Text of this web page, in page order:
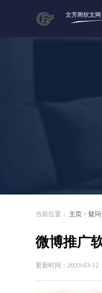
文芳阁软文网
当前位置： 主页 > 疑
微博推广
更新时间：2023-03-12